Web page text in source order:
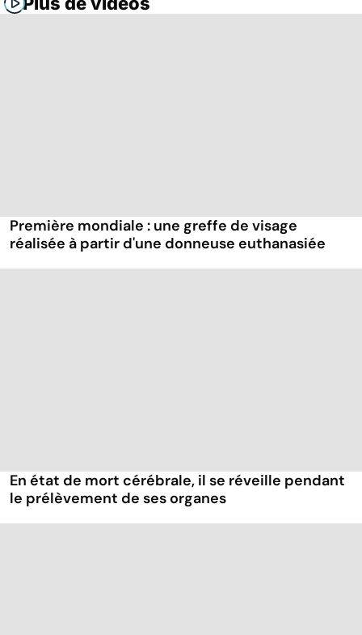
Première mondiale : une greffe de visage
réalisée à partir d'une donneuse euthanasiée
En état de mort cérébrale, il se réveille pendant
le prélèvement de ses organes